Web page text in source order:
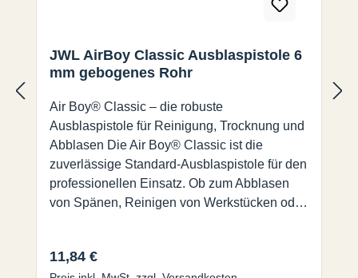
JWL AirBoy Classic Ausblaspistole 6
mm gebogenes Rohr
Air Boy® Classic – die robuste
Ausblaspistole für Reinigung, Trocknung und
Abblasen Die Air Boy® Classic ist die
zuverlässige Standard-Ausblaspistole für den
professionellen Einsatz. Ob zum Abblasen
von Spänen, Reinigen von Werkstücken oder
Langlebigkeit und einfache Handhabung.
Regulärer Preis:
11,84 €